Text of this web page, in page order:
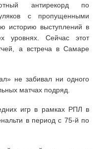
антирекорд по
с пропущенными
историю выступлений в
уровнях. Сейчас этот
а встреча в Самаре
не забивал ни одного
матчах подряд.
игр в рамках РПЛ в
в период с 75-й по